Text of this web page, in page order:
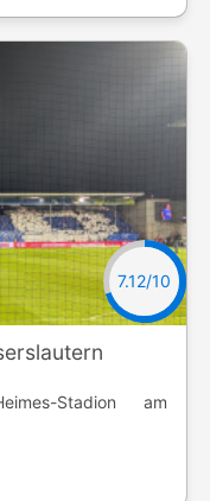
7.12/10
Stadion am